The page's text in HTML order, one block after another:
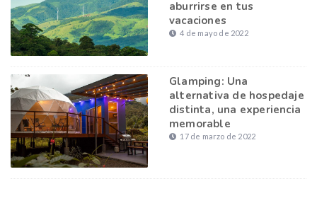
aburrirse en tus
vacaciones
4 de mayo de 2022
Glamping: Una
alternativa de hospedaje
distinta, una experiencia
memorable
17 de marzo de 2022